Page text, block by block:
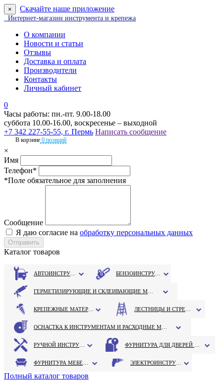
× Скачайте наше приложение
Интернет-магазин инструмента и крепежа
О компании
Новости и статьи
Отзывы
Доставка и оплата
Производители
Контакты
Личный кабинет
0
Часы работы: пн.-пт. 9.00-18.00
суббота 10.00-16.00, воскресенье – выходной
+7 342 227-55-55, г. Пермь Написать сообщение
В корзине 0 позиций
×
Имя
Телефон*
*Поле обязательное для заполнения
Сообщение
Я даю согласие на обработку персональных данных
Каталог товаров
Полный каталог товаров